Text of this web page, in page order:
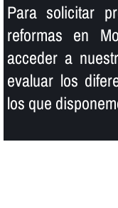
Para solicitar
reformas en
acceder a
evaluar los
los que